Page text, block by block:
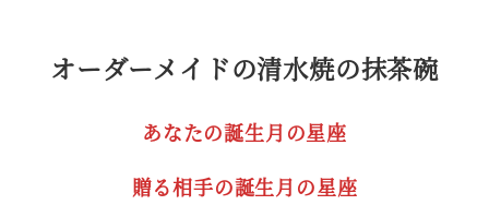
オーダーメイドの清水焼の抹茶碗
あなたの誕生月の星座
贈る相手の誕生月の星座